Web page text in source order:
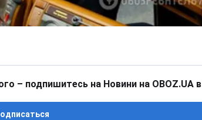
– подпишитесь на Новини на OBOZ.UA в